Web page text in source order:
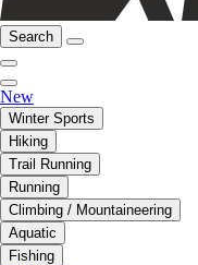
Search
New
Winter Sports
Hiking
Trail Running
Running
Climbing / Mountaineering
Aquatic
Fishing